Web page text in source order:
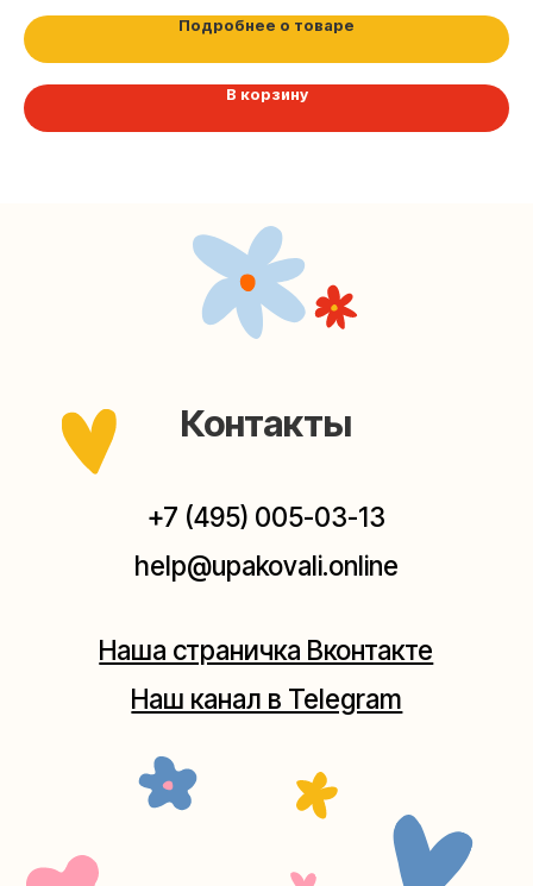
Подробнее о товаре
В корзину
Мастерские упаковки подарков работают без
заходите — всегда рады помочь!
Москва, ул.Плющиха, дом 42
(как пройти)
+7 (980) 495-03-13
Наша страничка Вконтакте
+7 (495) 005-03-13